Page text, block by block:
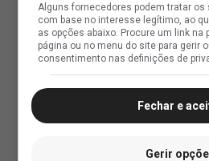
Alguns fornecedores podem tratar
com base no interesse legítimo, ao
as opções abaixo. Procure um link na
página ou no menu do site para gerir
consentimento nas definições de
Fechar e
Gerir